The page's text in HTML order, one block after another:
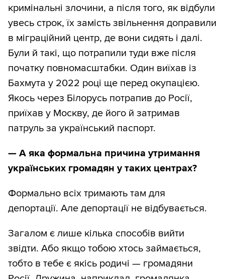
кримінальні злочини, а після того, як відбули
увесь строк, їх замість звільнення доправили
в міграційний центр, де вони сидять і далі.
Були й такі, що потрапили туди вже після
початку повномасштабки. Один виїхав із
Бахмута у 2022 році ще перед окупацією.
Якось через Білорусь потрапив до Росії,
приїхав у Москву, де його й затримав
патруль за український паспорт.
— А яка формальна причина утримання
українських громадян у таких центрах?
Формально всіх тримають там для
депортації. Але депортації не відбувається.
Загалом є лише кілька способів вийти
звідти. Або якщо тобою хтось займається,
тобто в тебе є якісь родичі — громадяни